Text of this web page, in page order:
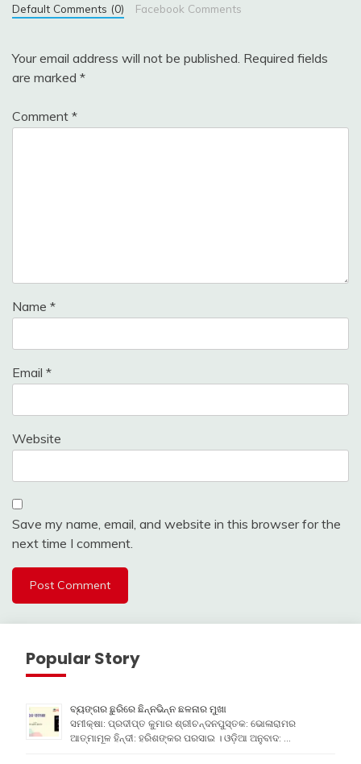
Default Comments (0) Facebook Comments
Your email address will not be published. Required fields
are marked *
Comment *
Name *
Email *
Website
Save my name, email, and website in this browser for the
next time I comment.
Popular Story
ବ୍ୟଙ୍ଗର ଛୁରିରେ ଛିନ୍ନଭିନ୍ନ ଛଳନାର ମୁଖା
ସମୀକ୍ଷା: ପ୍ରଦୀପ୍ତ କୁମାର ଶ୍ରୀଚନ୍ଦନପୁସ୍ତକ: ଭୋଳାରାମର
ଆତ୍ମାମୂଳ ହିନ୍ଦୀ: ହରିଶଙ୍କର ପରସାଇ । ଓଡ଼ିଆ ଅନୁବାଦ: …